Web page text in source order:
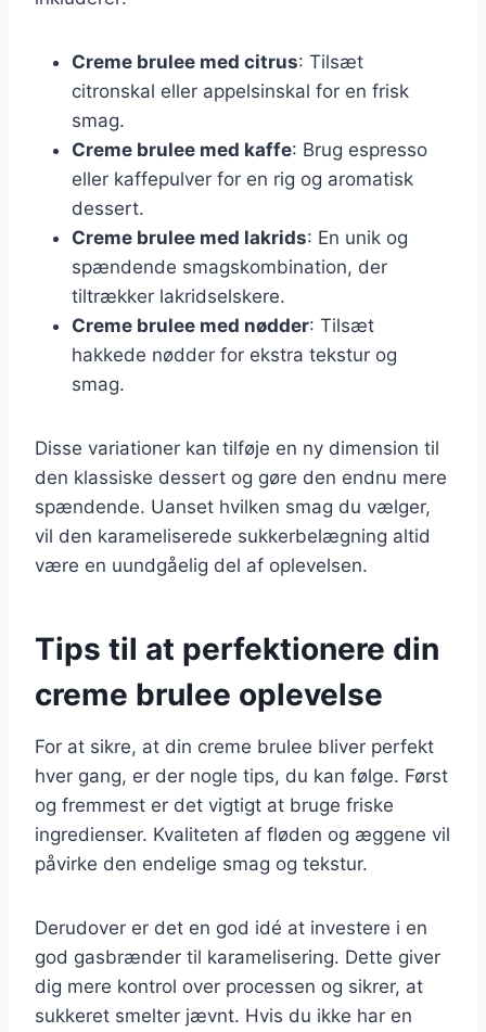
Creme brulee med citrus: Tilsæt
citronskal eller appelsinskal for en frisk
smag.
Creme brulee med kaffe: Brug espresso
eller kaffepulver for en rig og aromatisk
dessert.
Creme brulee med lakrids: En unik og
spændende smagskombination, der
tiltrækker lakridselskere.
Creme brulee med nødder: Tilsæt
hakkede nødder for ekstra tekstur og
smag.
Disse variationer kan tilføje en ny dimension til
den klassiske dessert og gøre den endnu mere
spændende. Uanset hvilken smag du vælger,
vil den karameliserede sukkerbelægning altid
være en uundgåelig del af oplevelsen.
Tips til at perfektionere din
creme brulee oplevelse
For at sikre, at din creme brulee bliver perfekt
hver gang, er der nogle tips, du kan følge. Først
og fremmest er det vigtigt at bruge friske
ingredienser. Kvaliteten af fløden og æggene vil
påvirke den endelige smag og tekstur.
Derudover er det en god idé at investere i en
god gasbrænder til karamelisering. Dette giver
dig mere kontrol over processen og sikrer, at
sukkeret smelter jævnt. Hvis du ikke har en